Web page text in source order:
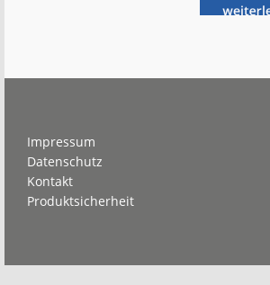
n
Impressum
Datenschutz
Kontakt
Produktsicherheit